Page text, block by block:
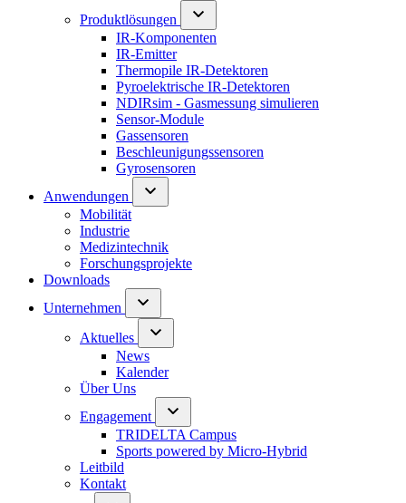
Produktlösungen
IR-Komponenten
IR-Emitter
Thermopile IR-Detektoren
Pyroelektrische IR-Detektoren
NDIRsim - Gasmessung simulieren
Sensor-Module
Gassensoren
Beschleunigungssensoren
Gyrosensoren
Anwendungen
Mobilität
Industrie
Medizintechnik
Forschungsprojekte
Downloads
Unternehmen
Aktuelles
News
Kalender
Über Uns
Engagement
TRIDELTA Campus
Sports powered by Micro-Hybrid
Leitbild
Kontakt